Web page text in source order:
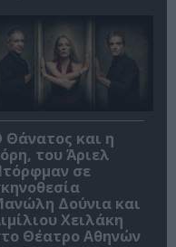
Θάνατος και η
του Άριελ
σε
Δούνια και
Χειλάκη
Θέατρο Αθηνών